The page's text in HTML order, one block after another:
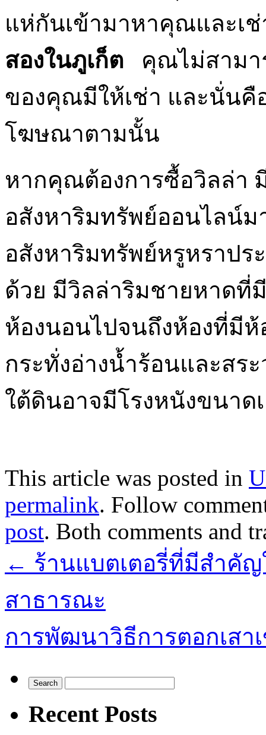
แห่กันเข้ามาหาคุณและเ
สองในภูเก็ต
คุณไม่สามา
ของคุณมีให้เช่า และนั่น
โฆษณาตามนั้น
หากคุณต้องการซื้อวิลล่า
อสังหาริมทรัพย์ออนไลน์
อสังหาริมทรัพย์หรูหราปร
ด้วย มีวิลล่าริมชายหาดที่
ห้องนอนไปจนถึงห้องที่มี
กระทั่งอ่างน้ำร้อนและสร
ใต้ดินอาจมีโรงหนังขนาด
This article was posted in
permalink. Follow
post. Both comments and
← ร้านแบตเตอรี่ที่มีสำคั
สาธารณะ
การพัฒนาวิธีการตอกเส
Recent Posts